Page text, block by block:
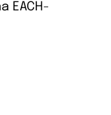
EACH-